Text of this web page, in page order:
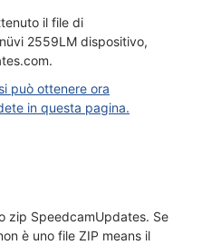
il file di
2559LM dispositivo,
può ottenere ora
in questa pagina.
zip SpeedcamUpdates. Se
è uno file ZIP means il